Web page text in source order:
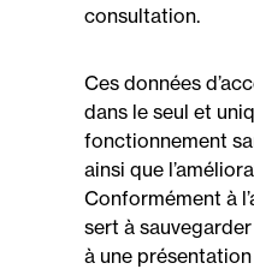
consultation.
Ces données
dans le seul et
fonctionnement
ainsi que
Conformément à
sert à
à une